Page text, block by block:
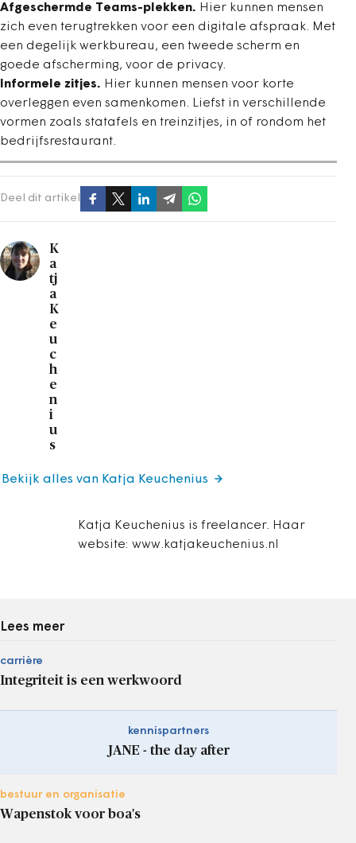
Afgeschermde Teams-plekken. Hier kunnen mensen
zich even terugtrekken voor een digitale afspraak. Met
een degelijk werkbureau, een tweede scherm en
goede afscherming, voor de privacy.
Informele zitjes. Hier kunnen mensen voor korte
overleggen even samenkomen. Liefst in verschillende
vormen zoals statafels en treinzitjes, in of rondom het
bedrijfsrestaurant.
Deel dit artikel
K
a
tj
a
K
e
u
c
h
e
n
i
u
s
Katja Keuchenius is freelancer. Haar
website: www.katjakeuchenius.nl
Bekijk alles van Katja Keuchenius
Lees meer
carrière
Integriteit is een werkwoord
kennispartners
JANE - the day after
bestuur en organisatie
Wapenstok voor boa's